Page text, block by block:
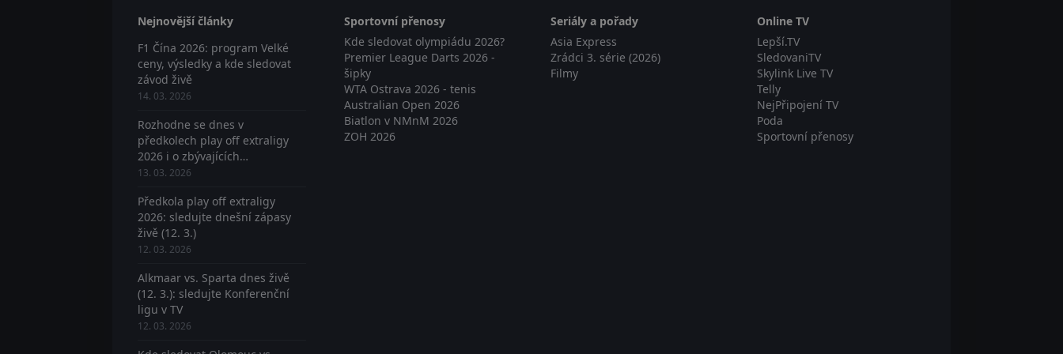
Nejnovější články
F1 Čína 2026: program Velké
ceny, výsledky a kde sledovat
závod živě
14. 03. 2026
Rozhodne se dnes v
předkolech play off extraligy
2026 i o zbývajících
postupujících? Sledujte živě
13. 03. 2026
Předkola play off extraligy
2026: sledujte dnešní zápasy
živě (12. 3.)
12. 03. 2026
Alkmaar vs. Sparta dnes živě
(12. 3.): sledujte Konferenční
ligu v TV
12. 03. 2026
Sportovní přenosy
Kde sledovat olympiádu 2026?
Premier League Darts 2026 -
šipky
WTA Ostrava 2026 - tenis
Australian Open 2026
Biatlon v NMnM 2026
ZOH 2026
Seriály a pořady
Asia Express
Zrádci 3. série (2026)
Filmy
Online TV
Lepší.TV
SledovaniTV
Skylink Live TV
Telly
NejPřipojení TV
Poda
Sportovní přenosy